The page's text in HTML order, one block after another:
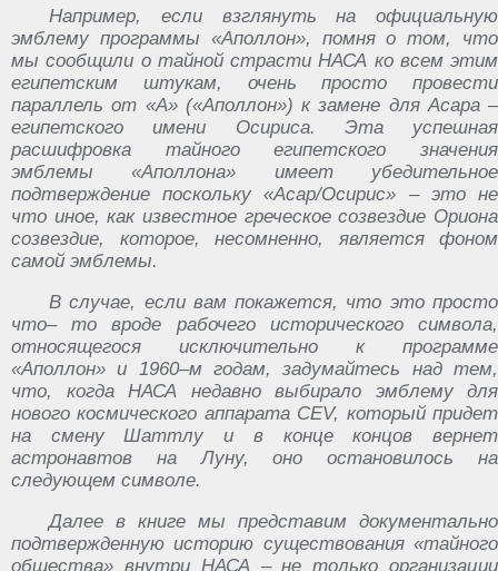
Например, если взглянуть на официальную
эмблему программы «Аполлон», помня о том, что
мы сообщили о тайной страсти НАСА ко всем этим
египетским штукам, очень просто провести
параллель от «А» («Аполлон») к замене для Асара –
египетского имени Осириса. Эта успешная
расшифровка тайного египетского значения
эмблемы «Аполлона» имеет убедительное
подтверждение поскольку «Асар/Осирис» – это не
что иное, как известное греческое созвездие Ориона
созвездие, которое, несомненно, является фоном
самой эмблемы.
В случае, если вам покажется, что это просто
что– то вроде рабочего исторического символа,
относящегося исключительно к программе
«Аполлон» и 1960–м годам, задумайтесь над тем,
что, когда НАСА недавно выбирало эмблему для
нового космического аппарата CEV, который придет
на смену Шаттлу и в конце концов вернет
астронавтов на Луну, оно остановилось на
следующем символе.
Далее в книге мы представим документально
подтвержденную историю существования «тайного
общества» внутри НАСА – не только организации